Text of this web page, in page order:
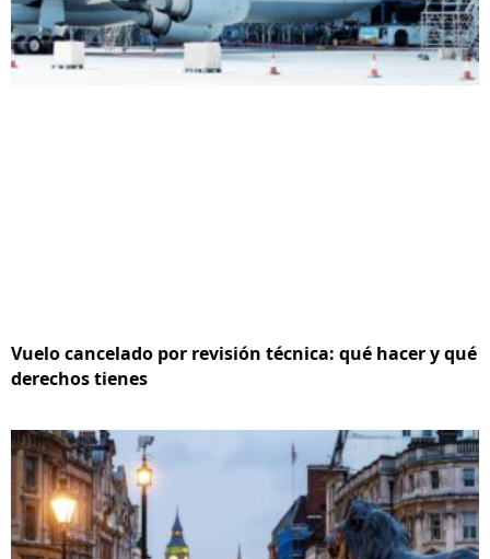
Vuelo cancelado por revisión técnica: qué hacer y qué
derechos tienes